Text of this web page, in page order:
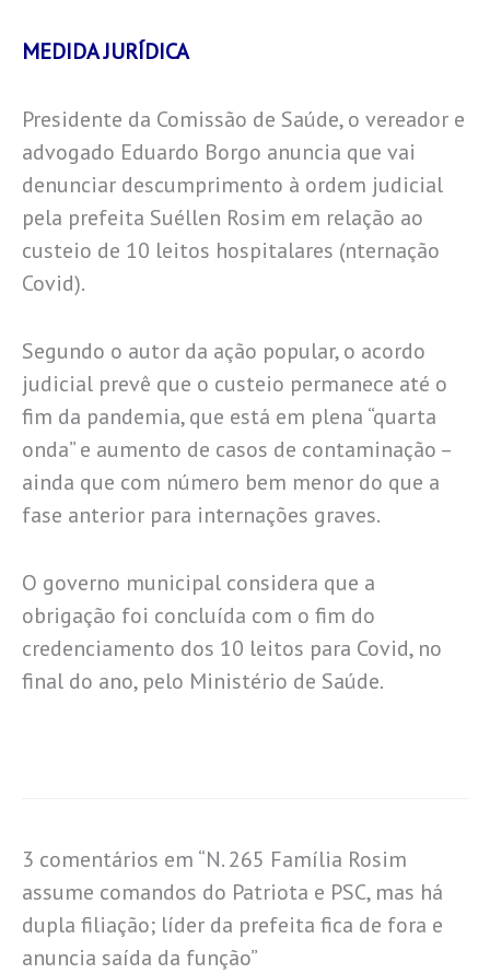
MEDIDA JURÍDICA
Presidente da Comissão de Saúde, o vereador e
advogado Eduardo Borgo anuncia que vai
denunciar descumprimento à ordem judicial
pela prefeita Suéllen Rosim em relação ao
custeio de 10 leitos hospitalares (nternação
Covid).
Segundo o autor da ação popular, o acordo
judicial prevê que o custeio permanece até o
fim da pandemia, que está em plena “quarta
onda” e aumento de casos de contaminação –
ainda que com número bem menor do que a
fase anterior para internações graves.
O governo municipal considera que a
obrigação foi concluída com o fim do
credenciamento dos 10 leitos para Covid, no
final do ano, pelo Ministério de Saúde.
3 comentários em “N. 265 Família Rosim
assume comandos do Patriota e PSC, mas há
dupla filiação; líder da prefeita fica de fora e
anuncia saída da função”